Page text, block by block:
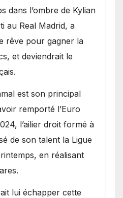
dans l’ombre de Kylian
au Real Madrid, a
rêve pour gagner la
et deviendrait le
est son principal
remporté l’Euro
l’ailier droit formé à
de son talent la Ligue
en réalisant
lui échapper cette